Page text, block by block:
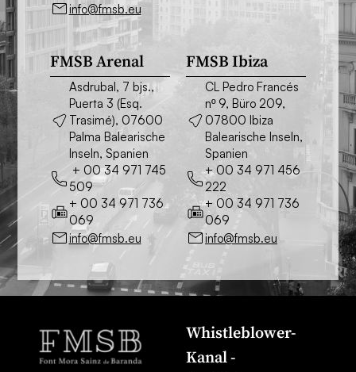
info@fmsb.eu
FMSB Arenal
Asdrubal, 7 bjs.,
Puerta 3 (Esq.
Trasimé), 07600
Palma Balearische
Inseln, Spanien
+ 00 34 971 745
509
+ 00 34 971 736
069
info@fmsb.eu
FMSB Ibiza
CL Pedro Francés
nº 9, Büro 209,
07800 Ibiza
Balearische Inseln,
Spanien
+ 00 34 971 456
222
+ 00 34 971 736
069
info@fmsb.eu
Whistleblower-
Kanal -